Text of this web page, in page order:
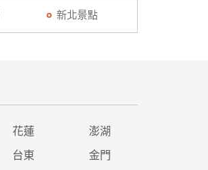
新北景點
花蓮 澎湖
台東 金門